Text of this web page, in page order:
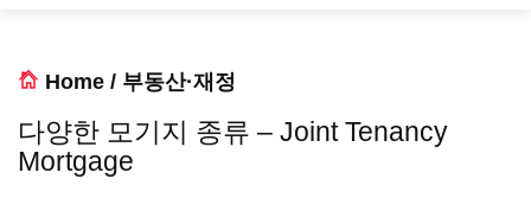
Home / 부동산·재정
다양한 모기지 종류 – Joint Tenancy
Mortgage